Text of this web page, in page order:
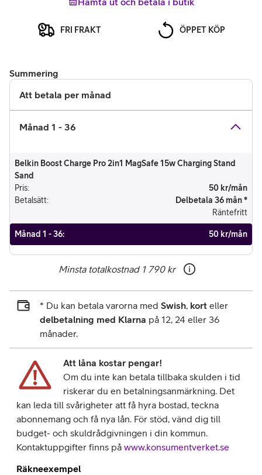
FRI FRAKT ÖPPET KÖP
Summering
Att betala per månad
Månad 1 - 36
Belkin Boost Charge Pro 2in1 MagSafe 15w Charging Stand
Sand
Pris:
50 kr/mån
Betalsätt:
Delbetala 36 mån *
Räntefritt
Månad 1 - 36: 50 kr/mån
Minsta totalkostnad 1 790 kr
* Du kan betala varorna med Swish, kort eller
delbetalning med Klarna på 12, 24 eller 36
månader.
Att låna kostar pengar!
Om du inte kan betala tillbaka skulden i tid
riskerar du en betalningsanmärkning. Det
kan leda till svårigheter att få hyra bostad, teckna
abonnemang och få nya lån. För stöd, vänd dig till
budget- och skuldrådgivningen i din kommun.
Kontaktuppgifter finns på www.konsumentverket.se
Räkneexempel